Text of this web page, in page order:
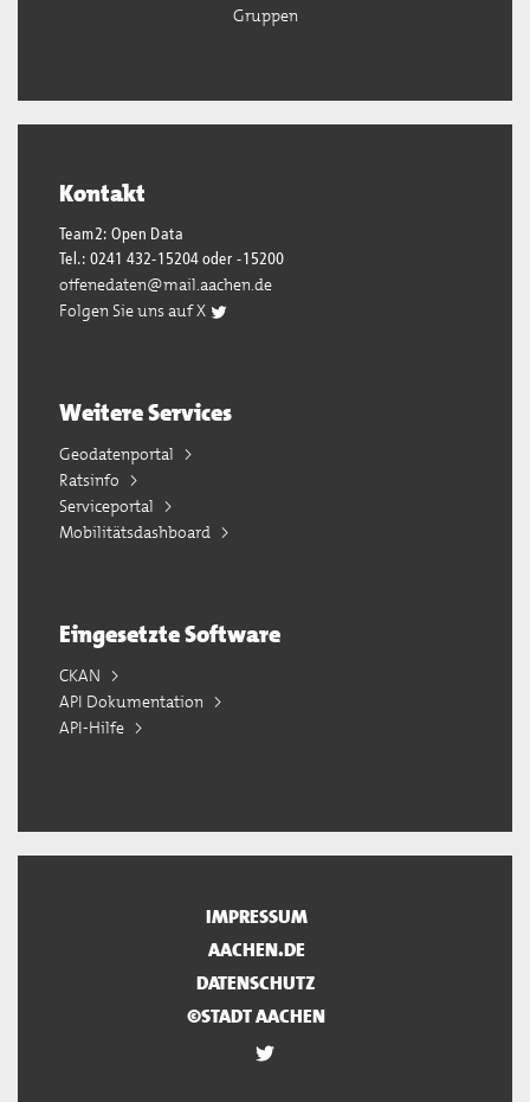
Gruppen
Kontakt
Team2: Open Data
Tel.: 0241 432-15204 oder -15200
offenedaten@mail.aachen.de
Folgen Sie uns auf X
Weitere Services
Geodatenportal
Ratsinfo
Serviceportal
Mobilitätsdashboard
Eingesetzte Software
CKAN
API Dokumentation
API-Hilfe
IMPRESSUM
AACHEN.DE
DATENSCHUTZ
©STADT AACHEN